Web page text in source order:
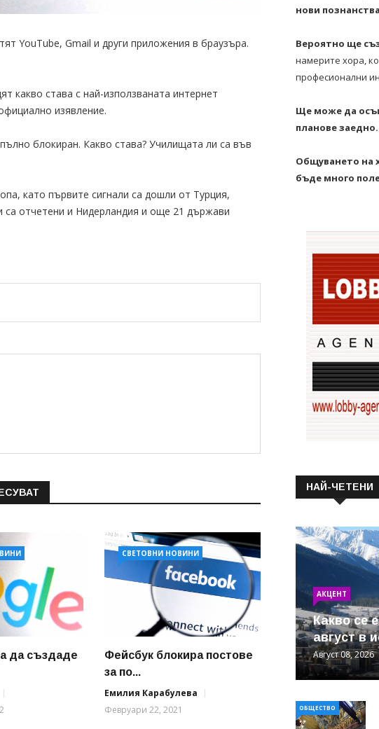
YouTube, Gmail и други приложения в браузъра.
какво става с най-използваната интернет
изявление.
блокиран. Какво става? Училищата ли са във
като първите сигнали са дошли от Турция,
отчетени и Нидерландия и още 21 държави
дa cъздaдe
СВЕТОВНИ НОВИНИ
Фейсбук блокира постове
за по...
Емилия Карабулева
Февруари 22, 2021
нови
Вероятно ще
намерите хора,
професионални
Ще може да
планове заедно.
Общуването на
бъде много
НАЙ-ЧЕТЕНИ
АКЦЕНТ
Какво се
август в
Август 08, 2026
ОБЩЕСТВО